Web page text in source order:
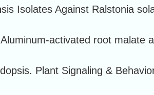
Isolates Against Ralstonia
activated root malate
Plant Signaling &